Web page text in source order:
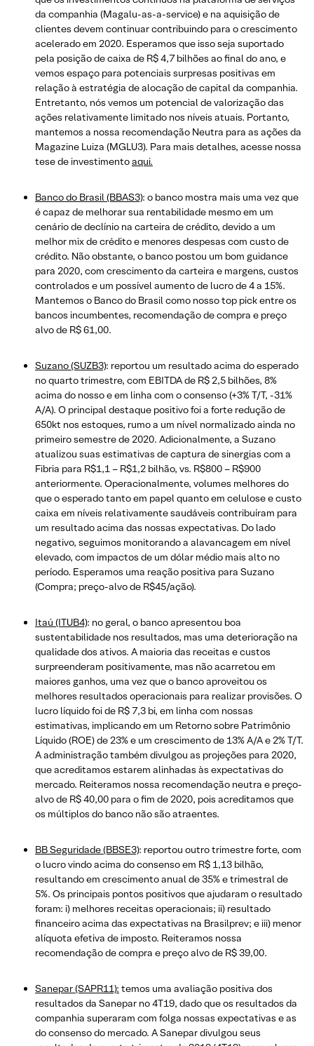
da companhia (Magalu-as-a-service) e na aquisição de
clientes devem continuar contribuindo para o crescimento
acelerado em 2020. Esperamos que isso seja suportado
pela posição de caixa de R$ 4,7 bilhões ao final do ano, e
vemos espaço para potenciais surpresas positivas em
relação à estratégia de alocação de capital da companhia.
Entretanto, nós vemos um potencial de valorização das
ações relativamente limitado nos níveis atuais. Portanto,
mantemos a nossa recomendação Neutra para as ações da
Magazine Luiza (MGLU3). Para mais detalhes, acesse nossa
tese de investimentoaqui.
Banco do Brasil (BBAS3): o banco mostra mais uma vez que
é capaz de melhorar sua rentabilidade mesmo em um
cenário de declínio na carteira de crédito, devido a um
melhor mix de crédito e menores despesas com custo de
crédito. Não obstante, o banco postou um bom guidance
para 2020, com crescimento da carteira e margens, custos
controlados e um possível aumento de lucro de 4 a 15%.
Mantemos o Banco do Brasil como nosso top pick entre os
bancos incumbentes, recomendação de compra e preço
alvo de R$ 61,00.
Suzano (SUZB3): reportou um resultado acima do esperado
no quarto trimestre, com EBITDA de R$ 2,5 bilhões, 8%
acima do nosso e em linha com o consenso (+3% T/T, -31%
A/A). O principal destaque positivo foi a forte redução de
650kt nos estoques, rumo a um nível normalizado ainda no
primeiro semestre de 2020. Adicionalmente, a Suzano
atualizou suas estimativas de captura de sinergias com a
Fibria para R$1,1 – R$1,2 bilhão, vs. R$800 – R$900
anteriormente. Operacionalmente, volumes melhores do
que o esperado tanto em papel quanto em celulose e custo
caixa em níveis relativamente saudáveis contribuíram para
um resultado acima das nossas expectativas. Do lado
negativo, seguimos monitorando a alavancagem em nível
elevado, com impactos de um dólar médio mais alto no
período. Esperamos uma reação positiva para Suzano
(Compra; preço-alvo de R$45/ação).
Itaú (ITUB4): no geral, o banco apresentou boa
sustentabilidade nos resultados, mas uma deterioração na
qualidade dos ativos. A maioria das receitas e custos
surpreenderam positivamente, mas não acarretou em
maiores ganhos, uma vez que o banco aproveitou os
melhores resultados operacionais para realizar provisões. O
lucro líquido foi de R$ 7,3 bi, em linha com nossas
estimativas, implicando em um Retorno sobre Patrimônio
Líquido (ROE) de 23% e um crescimento de 13% A/A e 2% T/T.
A administração também divulgou as projeções para 2020,
que acreditamos estarem alinhadas às expectativas do
mercado. Reiteramos nossa recomendação neutra e preço-
alvo de R$ 40,00 para o fim de 2020, pois acreditamos que
os múltiplos do banco não são atraentes.
BB Seguridade (BBSE3): reportou outro trimestre forte, com
o lucro vindo acima do consenso em R$ 1,13 bilhão,
resultando em crescimento anual de 35% e trimestral de
5%. Os principais pontos positivos que ajudaram o resultado
foram: i) melhores receitas operacionais; ii) resultado
financeiro acima das expectativas na Brasilprev; e iii) menor
alíquota efetiva de imposto. Reiteramos nossa
recomendação de compra e preço alvo de R$ 39,00.
Sanepar (SAPR11): temos uma avaliação positiva dos
resultados da Sanepar no 4T19, dado que os resultados da
companhia superaram com folga nossas expectativas e as
do consenso do mercado. A Sanepar divulgou seus